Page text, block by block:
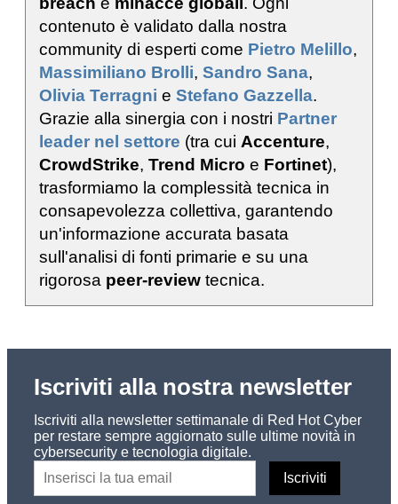
contenuto è validato dalla nostra
community di esperti come Pietro Melillo,
Massimiliano Brolli, Sandro Sana,
Olivia Terragni e Stefano Gazzella.
Grazie alla sinergia con i nostri Partner
leader nel settore (tra cui Accenture,
CrowdStrike, Trend Micro e Fortinet),
trasformiamo la complessità tecnica in
consapevolezza collettiva, garantendo
un'informazione accurata basata
sull'analisi di fonti primarie e su una
rigorosa peer-review tecnica.
Iscriviti alla nostra newsletter
Iscriviti alla newsletter settimanale di Red Hot Cyber
per restare sempre aggiornato sulle ultime novità in
cybersecurity e tecnologia digitale.